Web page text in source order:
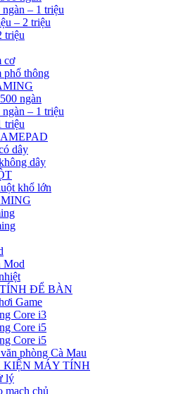
– 1 triệu
– 2 triệu
triệu
cơ
phổ thông
ngàn
– 1 triệu
triệu
dây
dây
khổ lớn
Mod
ĐỂ BÀN
Game
Core i3
Core i5
Core i5
phòng Cà Mau
KIỆN MÁY TÍNH
lý
mạch chủ